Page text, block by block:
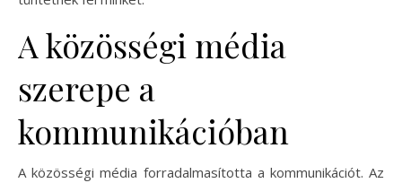
A közösségi média
szerepe a
kommunikációban
A közösségi média forradalmasította a kommunikációt. Az